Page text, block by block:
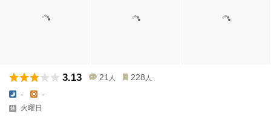
3.13 21 人 228 人
- -
火曜日